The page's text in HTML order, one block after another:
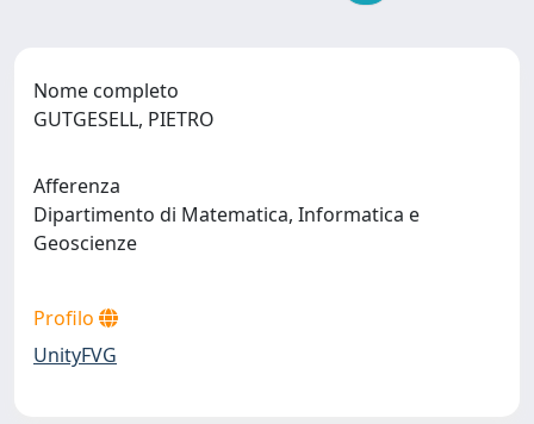
Nome completo
GUTGESELL, PIETRO
Afferenza
Dipartimento di Matematica, Informatica e
Geoscienze
Profilo
UnityFVG